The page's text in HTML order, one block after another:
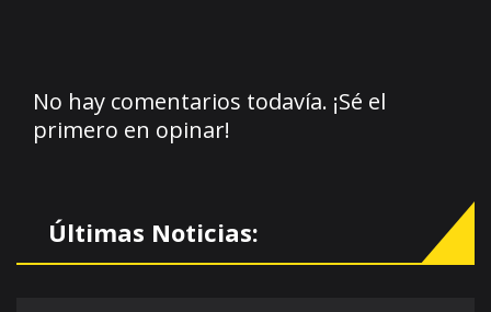
No hay comentarios todavía. ¡Sé el
primero en opinar!
Últimas Noticias: